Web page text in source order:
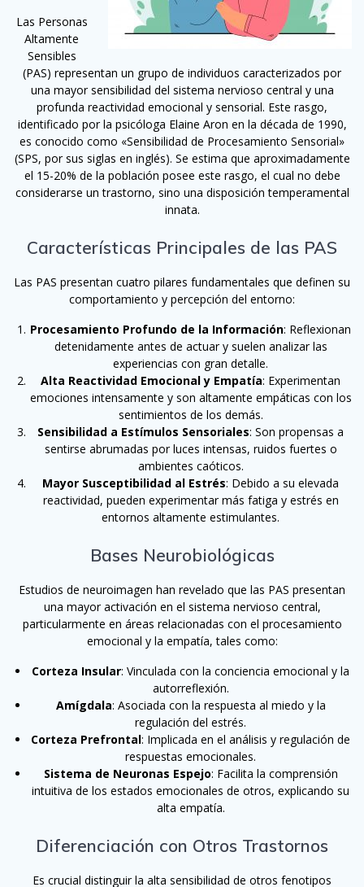
Las Personas
Altamente
Sensibles
(PAS) representan un grupo de individuos caracterizados por
una mayor sensibilidad del sistema nervioso central y una
profunda reactividad emocional y sensorial. Este rasgo,
identificado por la psicóloga Elaine Aron en la década de 1990,
es conocido como «Sensibilidad de Procesamiento Sensorial»
(SPS, por sus siglas en inglés). Se estima que aproximadamente
el 15-20% de la población posee este rasgo, el cual no debe
considerarse un trastorno, sino una disposición temperamental
innata.
Características Principales de las PAS
Las PAS presentan cuatro pilares fundamentales que definen su
comportamiento y percepción del entorno:
Procesamiento Profundo de la Información: Reflexionan
detenidamente antes de actuar y suelen analizar las
experiencias con gran detalle.
Alta Reactividad Emocional y Empatía: Experimentan
emociones intensamente y son altamente empáticas con los
sentimientos de los demás.
Sensibilidad a Estímulos Sensoriales: Son propensas a
sentirse abrumadas por luces intensas, ruidos fuertes o
ambientes caóticos.
Mayor Susceptibilidad al Estrés: Debido a su elevada
reactividad, pueden experimentar más fatiga y estrés en
entornos altamente estimulantes.
Bases Neurobiológicas
Estudios de neuroimagen han revelado que las PAS presentan
una mayor activación en el sistema nervioso central,
particularmente en áreas relacionadas con el procesamiento
emocional y la empatía, tales como:
Corteza Insular: Vinculada con la conciencia emocional y la
autorreflexión.
Amígdala: Asociada con la respuesta al miedo y la
regulación del estrés.
Corteza Prefrontal: Implicada en el análisis y regulación de
respuestas emocionales.
Sistema de Neuronas Espejo: Facilita la comprensión
intuitiva de los estados emocionales de otros, explicando su
alta empatía.
Diferenciación con Otros Trastornos
Es crucial distinguir la alta sensibilidad de otros fenotipos